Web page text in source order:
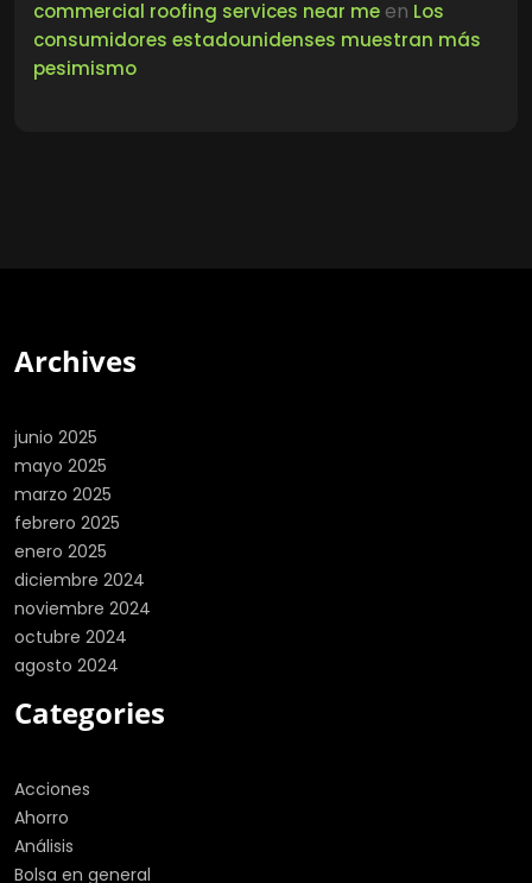
commercial roofing services near me en Los
consumidores estadounidenses muestran más
pesimismo
Archives
junio 2025
mayo 2025
marzo 2025
febrero 2025
enero 2025
diciembre 2024
noviembre 2024
octubre 2024
agosto 2024
Categories
Acciones
Ahorro
Análisis
Bolsa en general